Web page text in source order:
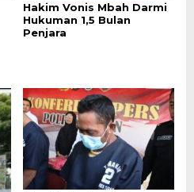
Hakim Vonis Mbah Darmi
Hukuman 1,5 Bulan
Penjara